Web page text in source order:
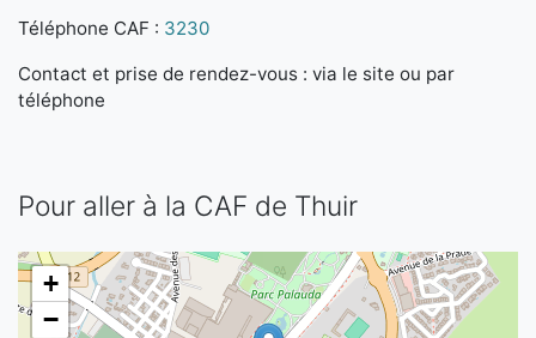
Téléphone CAF : 3230
Contact et prise de rendez-vous : via le site ou par
téléphone
Pour aller à la CAF de Thuir
+
−